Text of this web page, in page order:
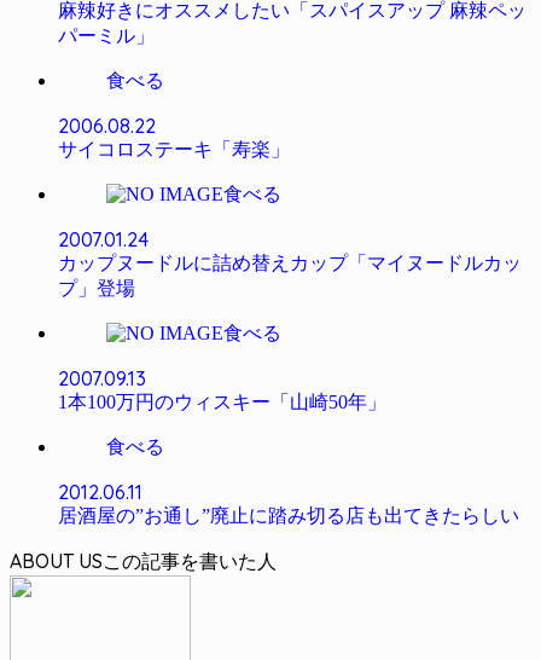
麻辣好きにオススメしたい「スパイスアップ 麻辣ペッ
パーミル」
食べる
2006.08.22
サイコロステーキ「寿楽」
食べる
2007.01.24
カップヌードルに詰め替えカップ「マイヌードルカッ
プ」登場
食べる
2007.09.13
1本100万円のウィスキー「山崎50年」
食べる
2012.06.11
居酒屋の”お通し”廃止に踏み切る店も出てきたらしい
ABOUT US